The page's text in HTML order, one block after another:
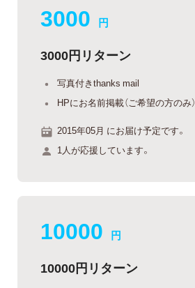
3000 円
3000円リターン
写真付きthanks mail
HPにお名前掲載（ご希望の方のみ）
2015年05月 にお届け予定です。
1人が応援しています。
10000 円
10000円リターン